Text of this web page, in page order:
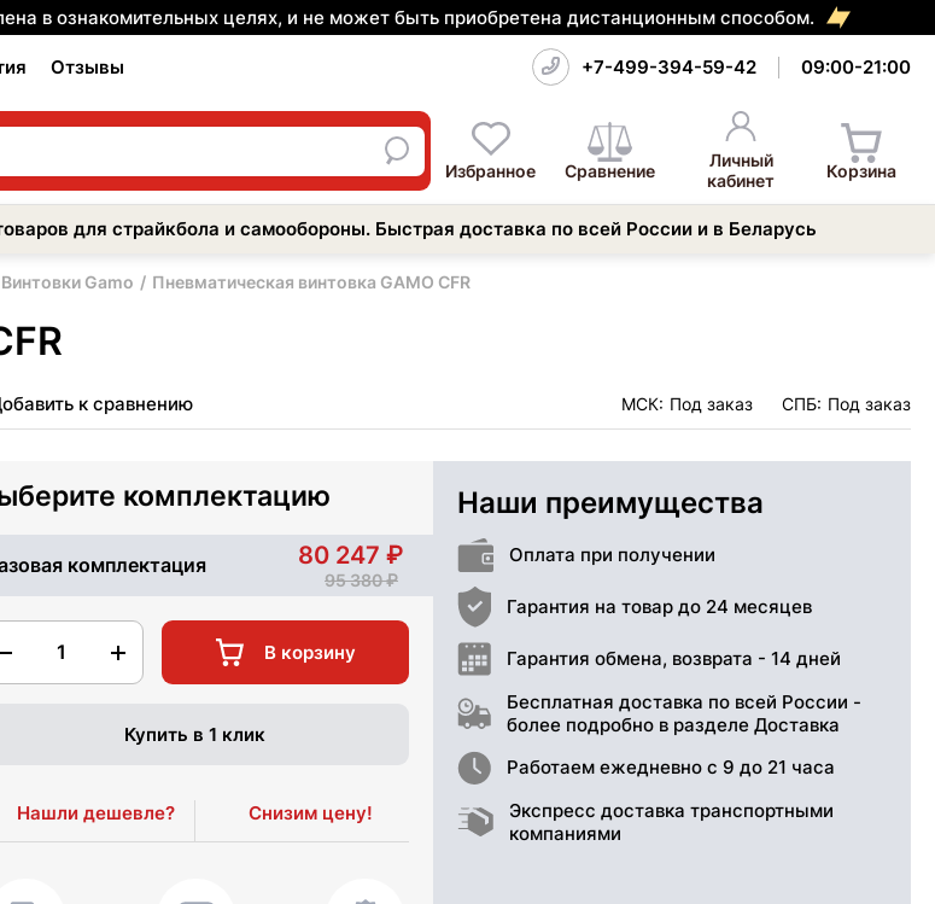
в ознакомительных целях, и не может быть приобретена дистанционным способом.
Отзывы +7-499-394-59-42 09:00-21:00
Избранное Сравнение
Личный
кабинет
Корзина
для страйкбола и самообороны. Быстрая доставка по всей России и в Беларусь
Винтовки Gamo Пневматическая винтовка GAMO CFR
к сравнению МСК: Под заказ СПБ: Под заказ
комплектацию
комплектация 80 247
95 380
1 В корзину
Купить в 1 клик
Нашли дешевле? Снизим цену!
Наши преимущества
Оплата при получении
Гарантия на товар до 24 месяцев
Гарантия обмена, возврата - 14 дней
Бесплатная доставка по всей России -
более подробно в разделе Доставка
Работаем ежедневно с 9 до 21 часа
Экспресс доставка транспортными
компаниями